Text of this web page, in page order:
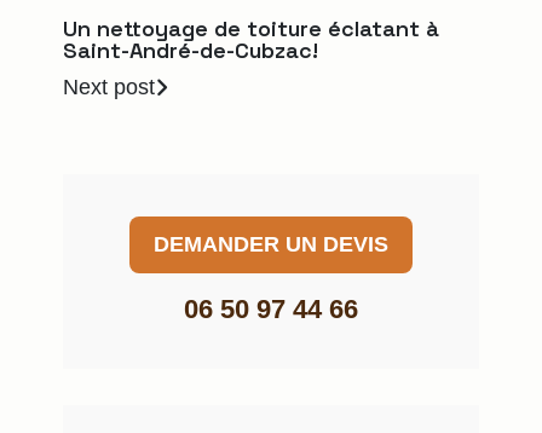
DEMANDER UN DEVIS
06 50 97 44 66
Un nettoyage de toiture éclatant à
Saint-André-de-Cubzac!
Next post